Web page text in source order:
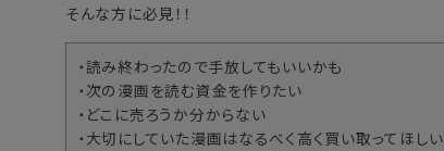
そんな方に必見！！
・読み終わったので手放してもいいかも
・次の漫画を読む資金を作りたい
・どこに売ろうか分からない
・大切にしていた漫画はなるべく高く買い取ってほしい